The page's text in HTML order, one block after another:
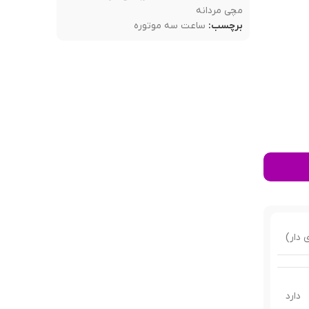
مچی مردانه
برچسب: ساعت سه موتوره
دار)
دارد